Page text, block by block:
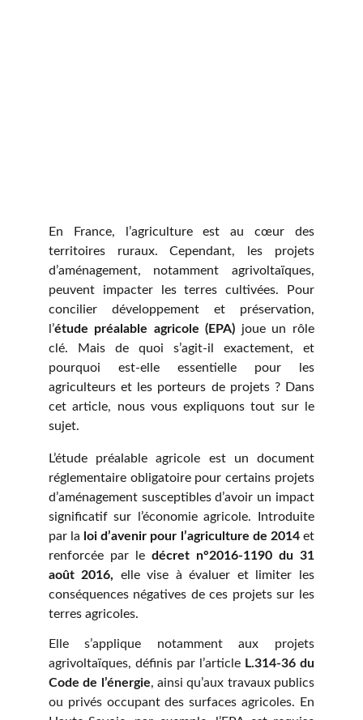
En France, l’agriculture est au cœur des
territoires ruraux. Cependant, les projets
d’aménagement, notamment agrivoltaïques,
peuvent impacter les terres cultivées. Pour
concilier développement et préservation,
l’étude préalable agricole (EPA) joue un rôle
clé. Mais de quoi s’agit-il exactement, et
pourquoi est-elle essentielle pour les
agriculteurs et les porteurs de projets ? Dans
cet article, nous vous expliquons tout sur le
sujet.
L’étude préalable agricole est un document
réglementaire obligatoire pour certains projets
d’aménagement susceptibles d’avoir un impact
significatif sur l’économie agricole. Introduite
par la loi d’avenir pour l’agriculture de 2014et
renforcée par le décret n°2016-1190 du 31
août 2016, elle vise à évaluer et limiter les
conséquences négatives de ces projets sur les
terres agricoles.
Elle s’applique notamment aux projets
agrivoltaïques, définis par l’article L.314-36 du
Code de l’énergie, ainsi qu’aux travaux publics
ou privés occupant des surfaces agricoles. En